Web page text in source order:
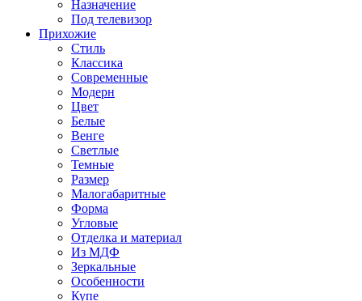
Назначение
Под телевизор
Прихожие
Стиль
Классика
Современные
Модерн
Цвет
Белые
Венге
Светлые
Темные
Размер
Малогабаритные
Форма
Угловые
Отделка и материал
Из МДФ
Зеркальные
Особенности
Купе